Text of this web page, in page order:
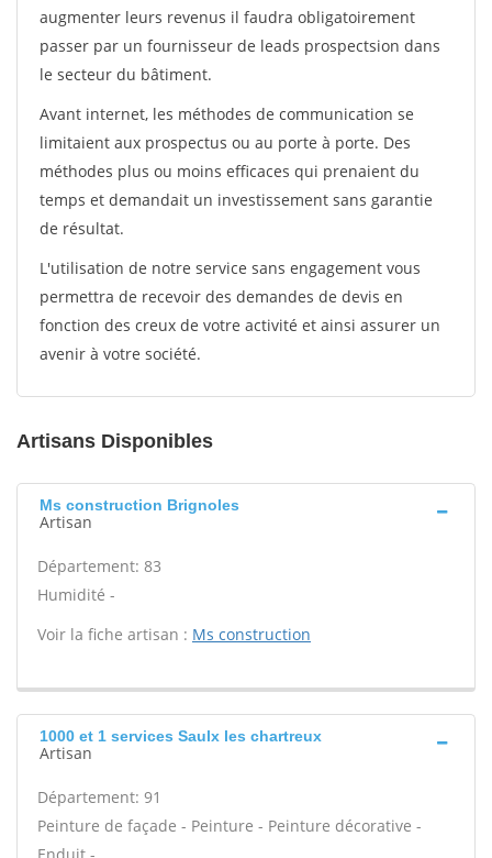
augmenter leurs revenus il faudra obligatoirement
passer par un fournisseur de leads prospectsion dans
le secteur du bâtiment.
Avant internet, les méthodes de communication se
limitaient aux prospectus ou au porte à porte. Des
méthodes plus ou moins efficaces qui prenaient du
temps et demandait un investissement sans garantie
de résultat.
L'utilisation de notre service sans engagement vous
permettra de recevoir des demandes de devis en
fonction des creux de votre activité et ainsi assurer un
avenir à votre société.
Artisans Disponibles
Ms construction Brignoles
Artisan
Département: 83
Humidité -
Voir la fiche artisan : Ms construction
1000 et 1 services Saulx les chartreux
Artisan
Département: 91
Peinture de façade - Peinture - Peinture décorative -